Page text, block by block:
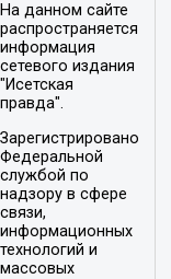
На данном сайте
распространяется
информация
сетевого издания
"Исетская
правда".
Зарегистрировано
Федеральной
службой по
надзору в сфере
связи,
информационных
технологий и
массовых